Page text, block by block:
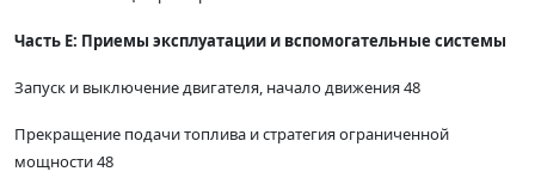
Часть Е: Приемы эксплуатации и вспомогательные системы
Запуск и выключение двигателя, начало движения 48
Прекращение подачи топлива и стратегия ограниченной
мощности 48